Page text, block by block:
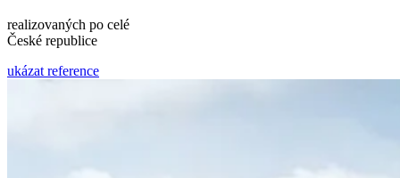
realizovaných po celé
České republice
ukázat reference